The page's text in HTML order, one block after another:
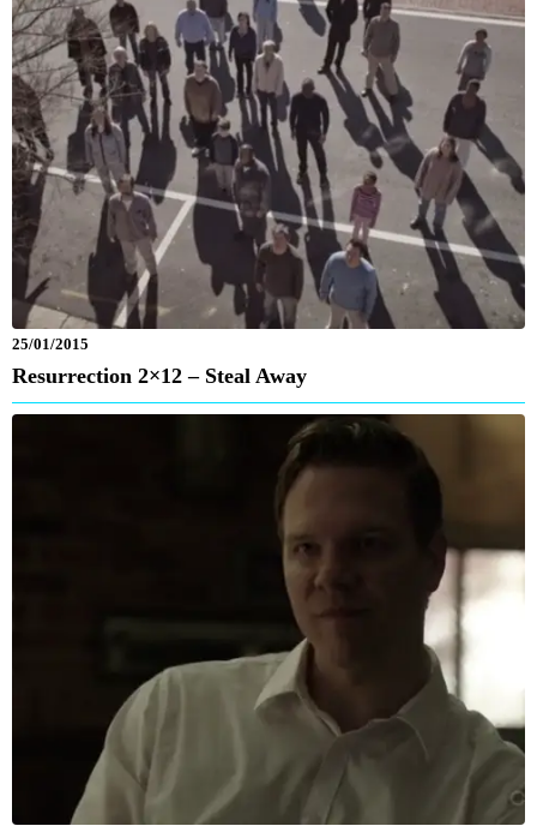
25/01/2015
Resurrection 2×12 – Steal Away